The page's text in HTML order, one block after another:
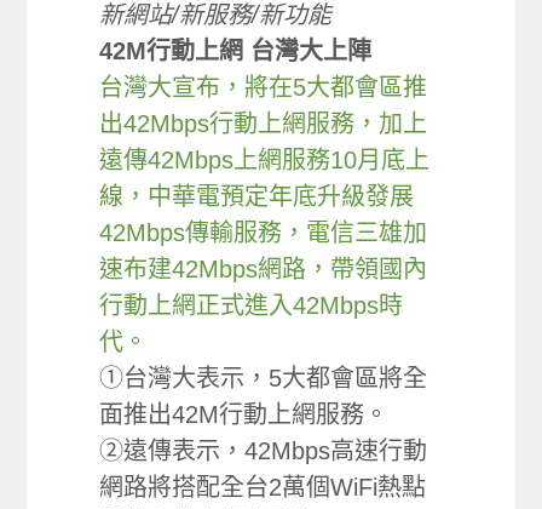
新網站/新服務/新功能
42M行動上網 台灣大上陣
台灣大宣布，將在5大都會區推
出42Mbps行動上網服務，加上
遠傳42Mbps上網服務10月底上
線，中華電預定年底升級發展
42Mbps傳輸服務，電信三雄加
速布建42Mbps網路，帶領國內
行動上網正式進入42Mbps時
代。
①台灣大表示，5大都會區將全
面推出42M行動上網服務。
②遠傳表示，42Mbps高速行動
網路將搭配全台2萬個WiFi熱點